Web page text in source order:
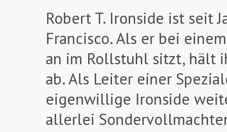
Robert T. Ironside ist seit
Francisco. Als er bei
an im Rollstuhl sitzt, hält
ab. Als Leiter einer
eigenwillige Ironside
allerlei